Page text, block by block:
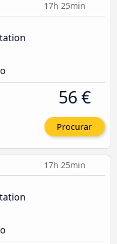
17h 25min
56 €
Procurar
17h 25min